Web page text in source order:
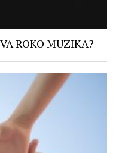
ROKO MUZIKA?